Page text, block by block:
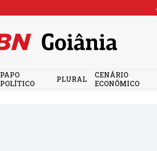
PAPO
POLÍTICO
PLURAL
CENÁRIO
ECONÔMICO